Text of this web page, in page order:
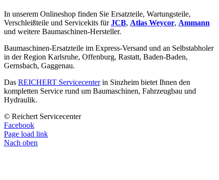
In unserem Onlineshop finden Sie Ersatzteile, Wartungsteile,
Verschleißteile und Servicekits fürJCB, Atlas Weycor, Ammann
und weitere Baumaschinen-Hersteller.
Baumaschinen-Ersatzteile im Express-Versand und an Selbstabholer
in der Region Karlsruhe, Offenburg, Rastatt, Baden-Baden,
Gernsbach, Gaggenau.
Das REICHERT Servicecenterin Sinzheim bietet Ihnen den
kompletten Service rund um Baumaschinen, Fahrzeugbau und
Hydraulik.
© Reichert Servicecenter
Facebook
Page load link
Nach oben